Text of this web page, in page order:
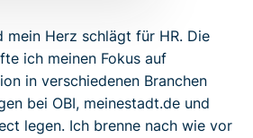
mein Herz schlägt für HR. Die
ich meinen Fokus auf
in verschiedenen Branchen
bei OBI, meinestadt.de und
legen. Ich brenne nach wie vor